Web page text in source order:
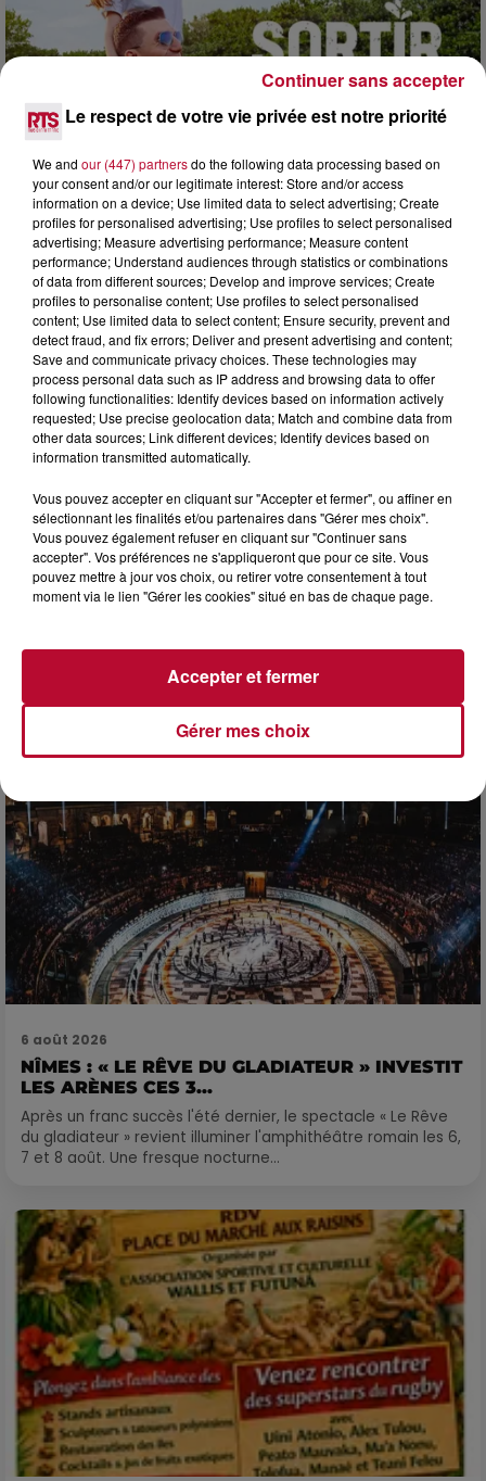
7 août 2026
NOS IDÉES DE SORTIE POUR CE WEEK-END
Comme tous les vendredis, voici une petite sélection des
rendez-vous à ne pas manquer dans le coin. Que vous ayez
envie de voyager à l'autre bout du monde,...
7 août 2026
DINER CONCERT À LA MJC DE MARSEILLAN
6 août 2026
NÎMES : « LE RÊVE DU GLADIATEUR » INVESTIT
LES ARÈNES CES 3...
Après un franc succès l'été dernier, le spectacle « Le Rêve
du gladiateur » revient illuminer l'amphithéâtre romain les 6,
7 et 8 août. Une fresque nocturne...
Le respect de votre vie privée est notre priorité
We and our (447) partnersdo the following data processing based on
your consent and/or our legitimate interest: Store and/or access
information on a device; Use limited data to select advertising; Create
profiles for personalised advertising; Use profiles to select personalised
advertising; Measure advertising performance; Measure content
performance; Understand audiences through statistics or combinations
of data from different sources; Develop and improve services; Create
profiles to personalise content; Use profiles to select personalised
content; Use limited data to select content; Ensure security, prevent and
detect fraud, and fix errors; Deliver and present advertising and content;
Save and communicate privacy choices. These technologies may
process personal data such as IP address and browsing data to offer
following functionalities: Identify devices based on information actively
requested; Use precise geolocation data; Match and combine data from
other data sources; Link different devices; Identify devices based on
information transmitted automatically.
Vous pouvez accepter en cliquant sur "Accepter et fermer", ou affiner en
sélectionnant les finalités et/ou partenaires dans "Gérer mes choix".
Vous pouvez également refuser en cliquant sur "Continuer sans
accepter". Vos préférences ne s'appliqueront que pour ce site. Vous
pouvez mettre à jour vos choix, ou retirer votre consentement à tout
moment via le lien "Gérer les cookies" situé en bas de chaque page.
Gérer mes choix
Accepter et fermer
Continuer sans accepter